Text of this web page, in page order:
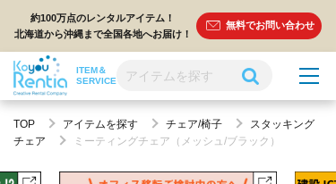
約100万点のレンタルアイテム！
北海道から沖縄まで全国各地へお届け！
無料でお問い合わせ
ITEM＆
SERVICE
TOP アイテムを探す チェア/椅子
スタッキング
チェア
ミーティングチェア（メッシュ/ブラック）